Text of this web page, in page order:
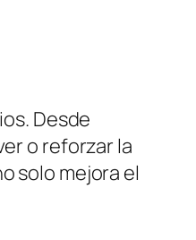
Desde
o reforzar la
solo mejora el